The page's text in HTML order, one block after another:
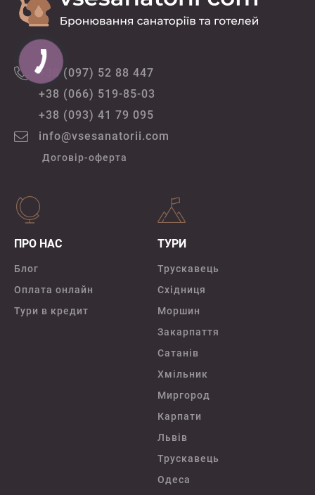
+38 (097) 52 88 447
+38 (066) 519-85-03
+38 (093) 41 79 095
info@vsesanatorii.com
Договір-оферта
ПРО НАС
Блог
Оплата онлайн
Тури в кредит
ТУРИ
Трускавець
Східниця
Моршин
Закарпаття
Сатанів
Хмільник
Миргород
Карпати
Львів
Трускавець
Одеса